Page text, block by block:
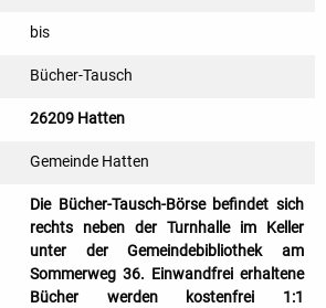
bis
Bücher-Tausch
26209 Hatten
Gemeinde Hatten
Die Bücher-Tausch-Börse befindet sich
rechts neben der Turnhalle im Keller
unter der Gemeindebibliothek am
Sommerweg 36. Einwandfrei erhaltene
Bücher werden kostenfrei 1:1